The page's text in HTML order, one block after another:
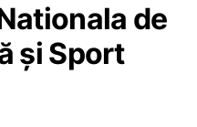
de
și Sport